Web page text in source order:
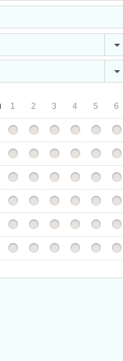
1 2 3 4 5 6